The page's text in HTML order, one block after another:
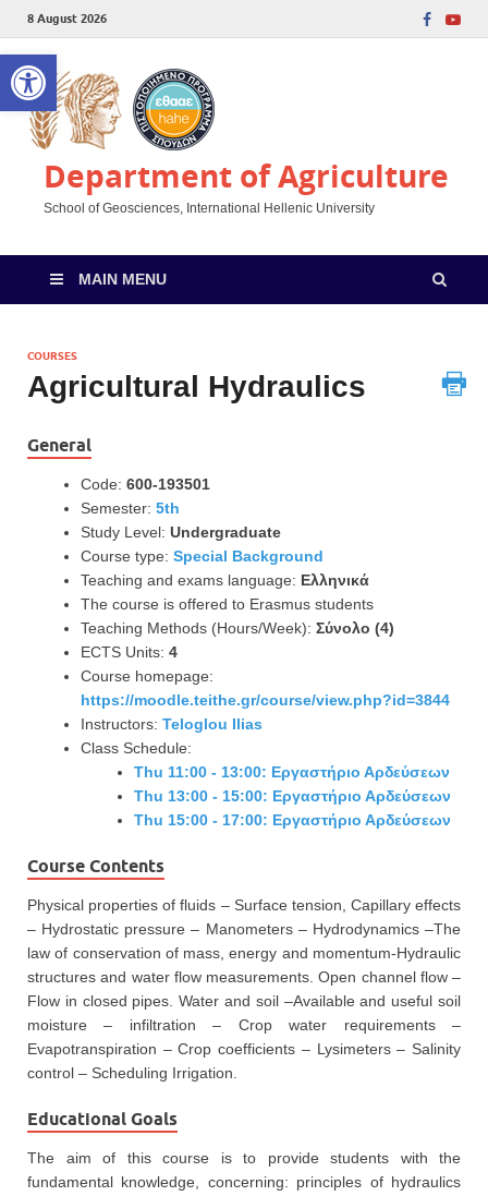
Open toolbar
8 August 2026
Department of Agriculture
School of Geosciences, International Hellenic University
MAIN MENU
COURSES
Agricultural Hydraulics
General
Code: 600-193501
Semester: 5th
Study Level: Undergraduate
Course type: Special Background
Teaching and exams language: Ελληνικά
The course is offered to Erasmus students
Teaching Methods (Hours/Week): Σύνολο (4)
ECTS Units: 4
Course homepage:
https://moodle.teithe.gr/course/view.php?id=3844
Instructors: Teloglou Ilias
Class Schedule:
Thu 11:00 - 13:00: Εργαστήριο Αρδεύσεων
Thu 13:00 - 15:00: Εργαστήριο Αρδεύσεων
Thu 15:00 - 17:00: Εργαστήριο Αρδεύσεων
Course Contents
Physical properties of fluids – Surface tension, Capillary effects
– Hydrostatic pressure – Manometers – Hydrodynamics –The
law of conservation of mass, energy and momentum-Hydraulic
structures and water flow measurements. Open channel flow –
Flow in closed pipes. Water and soil –Available and useful soil
moisture – infiltration – Crop water requirements –
Evapotranspiration – Crop coefficients – Lysimeters – Salinity
control – Scheduling Irrigation.
Educational Goals
The aim of this course is to provide students with the
fundamental knowledge, concerning: principles of hydraulics